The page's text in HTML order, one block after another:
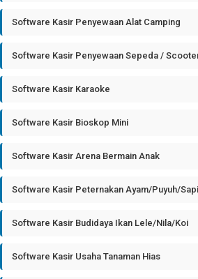
Software Kasir Penyewaan Alat Camping
Software Kasir Penyewaan Sepeda /
Software Kasir Karaoke
Software Kasir Bioskop Mini
Software Kasir Arena Bermain Anak
Software Kasir Peternakan Ayam/Puyuh/Sapi
Software Kasir Budidaya Ikan Lele/Nila/Koi
Software Kasir Usaha Tanaman Hias